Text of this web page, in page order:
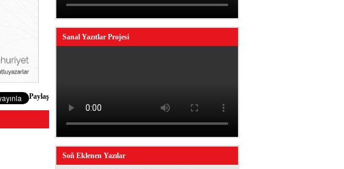
Paylaş
Sanal Yazıtlar Projesi
Soñ Eklenen Yazılar